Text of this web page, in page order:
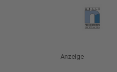
Anzeige